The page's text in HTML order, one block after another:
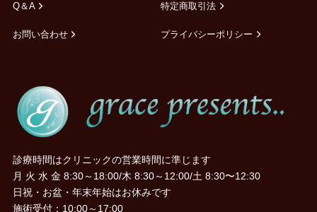
診療時間はクリニックの営業時間に準じます
月 火 水 金 8:30～18:00/木 8:30～12:00/土 8:30〜12:30
日祝・お盆・年末年始はお休みです
施術受付：10:00～17:00
Q＆A
お問い合わせ
特定商取引法
プライバシーポリシー